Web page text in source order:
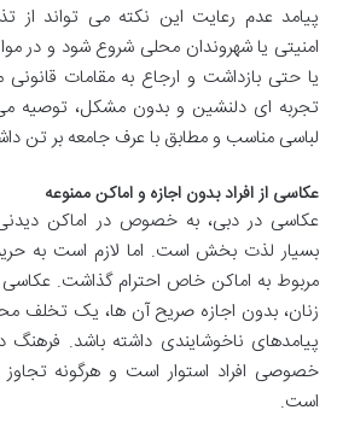
پیامد عدم رعایت این نکته می تواند از
امنیتی یا شهروندان محلی شروع شود و در
یا حتی بازداشت و ارجاع به مقامات قانونی
تجربه ای دلنشین و بدون مشکل، توصیه
لباسی مناسب و مطابق با عرف جامعه بر تن
عکاسی از افراد بدون اجازه و اماکن ممنوعه
عکاسی در دبی، به خصوص در اماکن
بسیار لذت بخش است. اما لازم است به
مربوط به اماکن خاص احترام گذاشت.
زنان، بدون اجازه صریح آن ها، یک تخلف
پیامدهای ناخوشایندی داشته باشد. فرهنگ
خصوصی افراد استوار است و هرگونه تجاوز
است.